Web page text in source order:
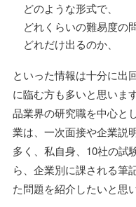
どのような形式で、
どれくらいの難易度の
どれだけ出るのか、
といった情報は十分に出
に臨む方も多いと思いま
品業界の研究職を中心と
業は、一次面接や企業説
多く、私自身、10社の試
ら、企業別に課される筆
た問題を紹介したいと思